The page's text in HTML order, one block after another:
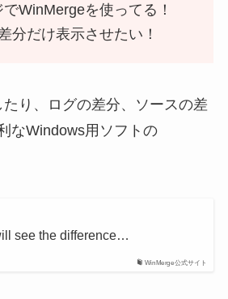
WinMergeを使ってる！
分だけ表示させたい！
り、ログの差分、ソースの差
なWindows用ソフトの
WinMerge公式サイト
see the difference…